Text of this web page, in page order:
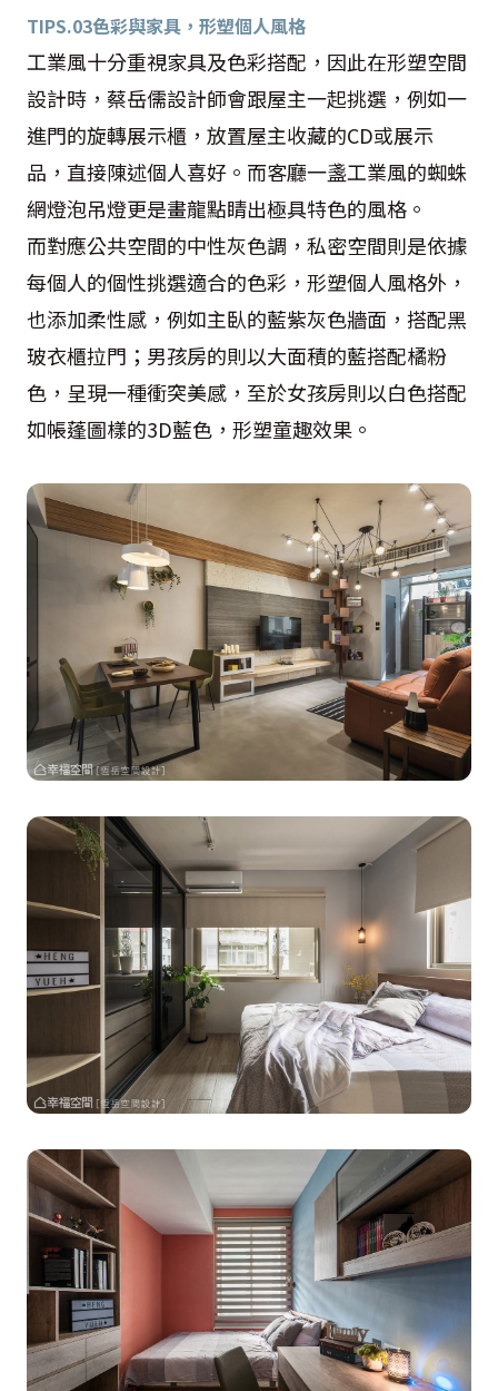
TIPS.03色彩與家具，形塑個人風格
工業風十分重視家具及色彩搭配，因此在形塑空間
設計時，蔡岳儒設計師會跟屋主一起挑選，例如一
進門的旋轉展示櫃，放置屋主收藏的CD或展示
品，直接陳述個人喜好。而客廳一盞工業風的蜘蛛
網燈泡吊燈更是畫龍點睛出極具特色的風格。
而對應公共空間的中性灰色調，私密空間則是依據
每個人的個性挑選適合的色彩，形塑個人風格外，
也添加柔性感，例如主臥的藍紫灰色牆面，搭配黑
玻衣櫃拉門；男孩房的則以大面積的藍搭配橘粉
色，呈現一種衝突美感，至於女孩房則以白色搭配
如帳蓬圖樣的3D藍色，形塑童趣效果。